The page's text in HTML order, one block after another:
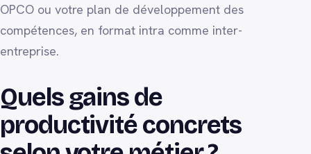
OPCO ou votre plan de développement des
compétences, en format intra comme inter-
entreprise.
Quels gains de
productivité concrets